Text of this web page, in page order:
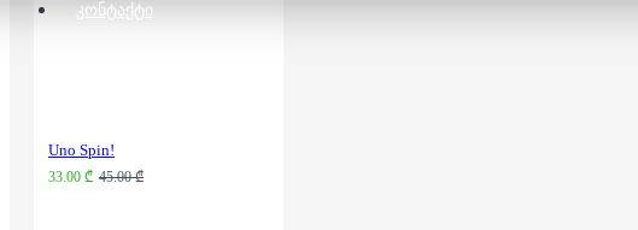
ᲙᲝᲜᲢᲐᲥᲢᲘ
Uno Spin!
33.00 ₾ 45.00 ₾